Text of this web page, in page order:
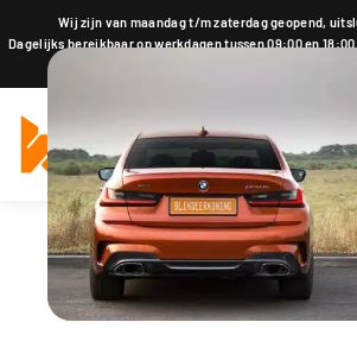
Wij zijn van maandag t/m zaterdag geopend,
Dagelijks bereikbaar op werkdagen tussen 09:00 en